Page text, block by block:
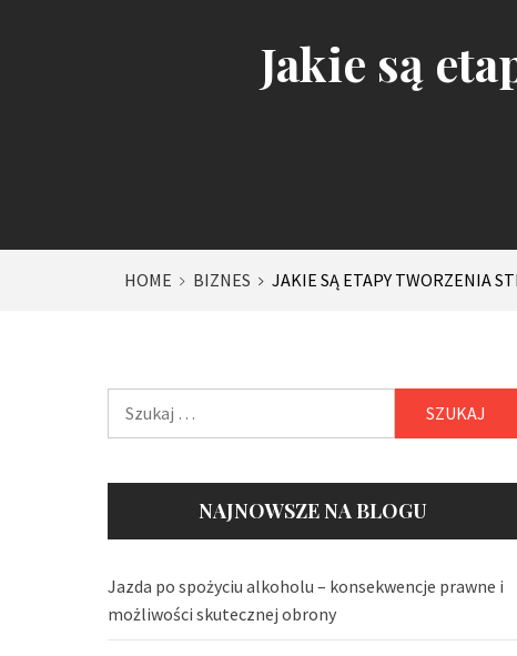
Jakie są
HOME BIZNES JAKIE SĄ ETAPY TWORZENIA
NAJNOWSZE NA BLOGU
Jazda po spożyciu alkoholu – konsekwencje prawne i
możliwości skutecznej obrony